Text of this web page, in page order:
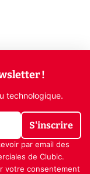
!
technologique.
S'inscrire
par email des
de Clubic.
votre consentement